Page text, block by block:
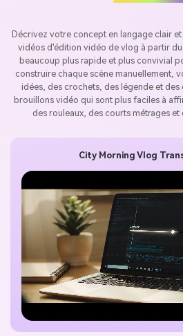
Décrivez votre concept en langage clair
vidéos d'édition vidéo de vlog à partir du
beaucoup plus rapide et plus convivial
construire chaque scène manuellement,
idées, des crochets, des légende et
brouillons vidéo qui sont plus faciles à
des rouleaux, des courts métrages
City Morning Vlog